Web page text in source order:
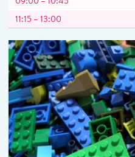
11:15 – 13:00